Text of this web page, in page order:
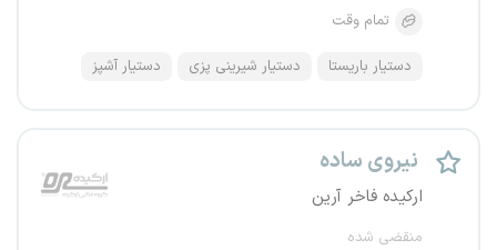
تمام وقت
دستیار باریستا دستیار شیرینی پزی دستیار آشپز
نیروی ساده
ارکیده فاخر آرین
منقضی شده